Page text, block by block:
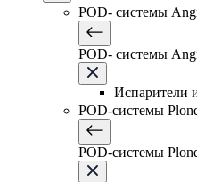
POD- системы
POD- системы
Испарители
POD-системы
POD-системы